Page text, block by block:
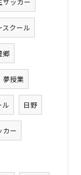
スクール
郷
夢授業
ル 日野
カー